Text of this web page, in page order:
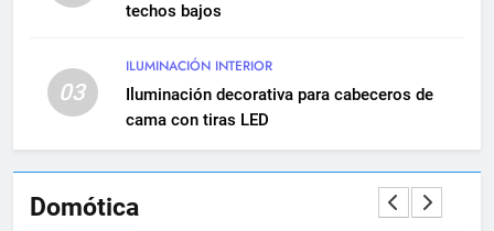
Qué hacer si una instalación
eléctrica tiene baja potencia
Diferencias entre circuitos de
techos bajos
03
ILUMINACIÓN INTERIOR
Iluminación decorativa para cabeceros de
cama con tiras LED
Domótica